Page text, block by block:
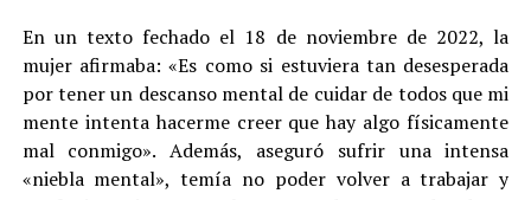
En un texto fechado el 18 de noviembre de 2022, la
mujer afirmaba: «Es como si estuviera tan desesperada
por tener un descanso mental de cuidar de todos que mi
mente intenta hacerme creer que hay algo físicamente
mal conmigo». Además, aseguró sufrir una intensa
«niebla mental», temía no poder volver a trabajar y